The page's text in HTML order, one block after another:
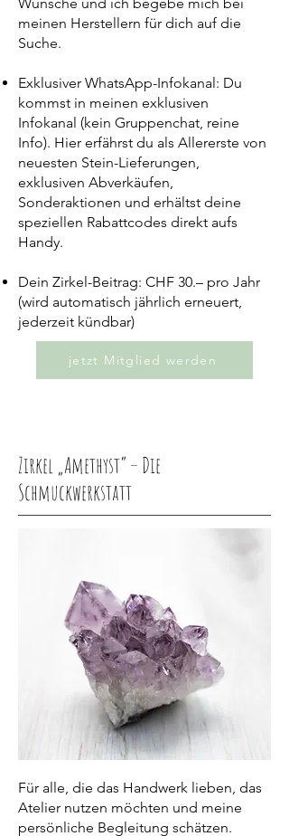
meinen Herstellern für dich auf die
Suche.
Exklusiver WhatsApp-Infokanal: Du
kommst in meinen exklusiven
Infokanal (kein Gruppenchat, reine
Info). Hier erfährst du als Allererste von
neuesten Stein-Lieferungen,
exklusiven Abverkäufen,
Sonderaktionen und erhältst deine
speziellen Rabattcodes direkt aufs
Handy.
Dein Zirkel-Beitrag: CHF 30.– pro Jahr
(wird automatisch jährlich erneuert,
jederzeit kündbar)
jetzt Mitglied werden
Zirkel „Amethyst“ – Die
Schmuckwerkstatt
Für alle, die das Handwerk lieben, das
Atelier nutzen möchten und meine
persönliche Begleitung schätzen.